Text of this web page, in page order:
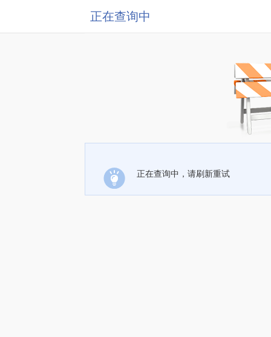
正在查询中
正在查询中，请刷新重试